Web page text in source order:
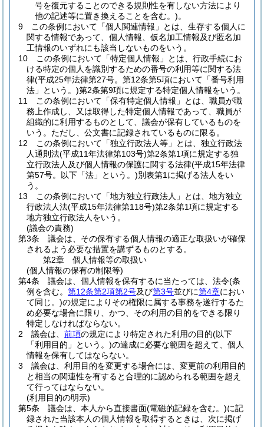
号を復元することのできる規則性を有しない方法により
他の記述等に置き換えることを含む。)。
9
この条例において「個人関連情報」とは、生存する個人に
関する情報であって、個人情報、仮名加工情報及び匿名加
工情報のいずれにも該当しないものをいう。
10
この条例において「特定個人情報」とは、行政手続にお
ける特定の個人を識別するための番号の利用等に関する法
律(平成25年法律第27号。第12条第5項において「番号利用
法」という。)第2条第9項に規定する特定個人情報をいう。
11
この条例において「保有特定個人情報」とは、職員が職
務上作成し、又は取得した特定個人情報であって、職員が
組織的に利用するものとして、議会が保有しているものを
いう。 ただし、公文書に記録されているものに限る。
12
この条例において「独立行政法人等」とは、独立行政法
人通則法(平成11年法律第103号)第2条第1項に規定する独
立行政法人及び個人情報の保護に関する法律(平成15年法律
第57号。以下「法」という。)別表第1に掲げる法人をい
う。
13
この条例において「地方独立行政法人」とは、地方独立
行政法人法(平成15年法律第118号)第2条第1項に規定する
地方独立行政法人をいう。
(議会の責務)
第3条
議会は、その保有する個人情報の適正な取扱いが確保
されるよう必要な措置を講ずるものとする。
第2章
個人情報等の取扱い
(個人情報の保有の制限等)
第4条
議会は、個人情報を保有するに当たっては、法令(条
例を含む。 第12条第2項第2号及び第3号並びに第4章におい
て同じ。)の規定によりその権限に属する事務を遂行するた
め必要な場合に限り、かつ、その利用の目的をできる限り
特定しなければならない。
2
議会は、 前項の規定により特定された利用の目的(以下
「利用目的」という。)の達成に必要な範囲を超えて、個人
情報を保有してはならない。
3
議会は、利用目的を変更する場合には、変更前の利用目的
と相当の関連性を有すると合理的に認められる範囲を超え
て行ってはならない。
(利用目的の明示)
第5条
議会は、本人から直接書面(電磁的記録を含む。)に記
録された当該本人の個人情報を取得するときは、次に掲げ